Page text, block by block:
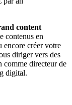
content
contenus en
encore créer votre
diriger vers des
comme directeur de
digital.